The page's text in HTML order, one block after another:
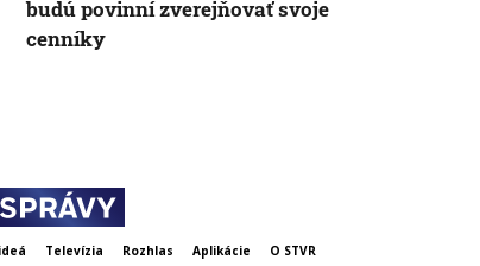
budú povinní zverejňovať svoje
cenníky
Televízia Rozhlas Aplikácie O STVR